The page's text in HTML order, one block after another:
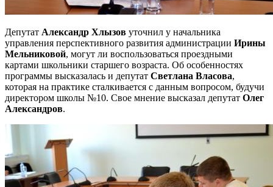
Депутат Александр Хлызов уточнил у начальника
управления перспективного развития администрации Ирины
Мельниковой, могут ли воспользоваться проездными
картами школьники старшего возраста. Об особенностях
программы высказалась и депутат Светлана Власова,
которая на практике сталкивается с данным вопросом, будучи
директором школы №10. Свое мнение высказал депутат Олег
Александров.